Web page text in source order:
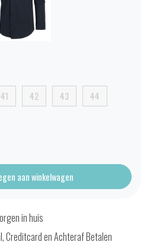
41 42 43 44
aan winkelwagen
in huis
Creditcard en Achteraf Betalen